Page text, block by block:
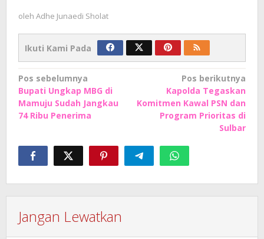
oleh Adhe Junaedi Sholat
Ikuti Kami Pada
Navigasi
pos
Pos sebelumnya
Bupati Ungkap MBG di
Mamuju Sudah Jangkau
74 Ribu Penerima
Pos berikutnya
Kapolda Tegaskan
Komitmen Kawal PSN dan
Program Prioritas di
Sulbar
Jangan Lewatkan